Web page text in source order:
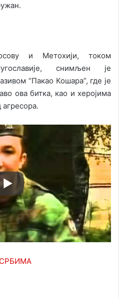
и Метохији, током
снимљен је
“Пакао Кошара”, где је
ова битка, као и херојима